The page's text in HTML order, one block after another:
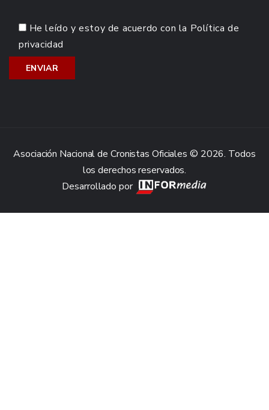
He leído y estoy de acuerdo con la Política de
privacidad
Asociación Nacional de Cronistas Oficiales © 2026. Todos
los derechos reservados.
Desarrollado por